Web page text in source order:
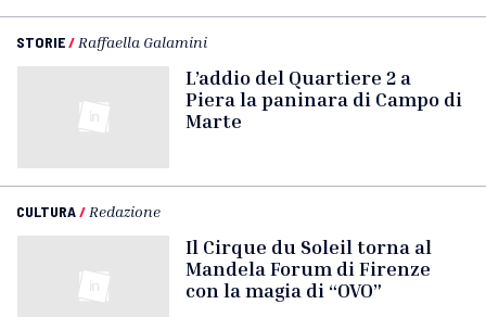
STORIE/ Raffaella Galamini
L’addio del Quartiere 2 a
Piera la paninara di Campo di
Marte
CULTURA/ Redazione
Il Cirque du Soleil torna al
Mandela Forum di Firenze
con la magia di “OVO”